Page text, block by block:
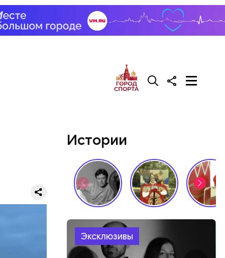
А чтобы
два
Истории
Эксклюзивы